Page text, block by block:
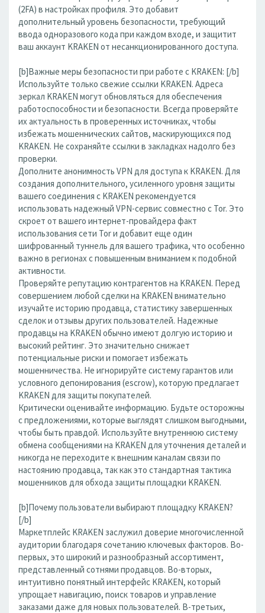
(2FA) в настройках профиля. Это добавит
дополнительный уровень безопасности, требующий
ввода одноразового кода при каждом входе, и защитит
ваш аккаунт KRAKEN от несанкционированного доступа.
[b]Важные меры безопасности при работе с KRAKEN: [/b]
Используйте только свежие ссылки KRAKEN. Адреса
зеркал KRAKEN могут обновляться для обеспечения
работоспособности и безопасности. Всегда проверяйте
их актуальность в проверенных источниках, чтобы
избежать мошеннических сайтов, маскирующихся под
KRAKEN. Не сохраняйте ссылки в закладках надолго без
проверки.
Дополните анонимность VPN для доступа к KRAKEN. Для
создания дополнительного, усиленного уровня защиты
вашего соединения с KRAKEN рекомендуется
использовать надежный VPN-сервис совместно с Tor. Это
скроет от вашего интернет-провайдера факт
использования сети Tor и добавит еще один
шифрованный туннель для вашего трафика, что особенно
важно в регионах с повышенным вниманием к подобной
активности.
Проверяйте репутацию контрагентов на KRAKEN. Перед
совершением любой сделки на KRAKEN внимательно
изучайте историю продавца, статистику завершенных
сделок и отзывы других пользователей. Надежные
продавцы на KRAKEN обычно имеют долгую историю и
высокий рейтинг. Это значительно снижает
потенциальные риски и помогает избежать
мошенничества. Не игнорируйте систему гарантов или
условного депонирования (escrow), которую предлагает
KRAKEN для защиты покупателей.
Критически оценивайте информацию. Будьте осторожны
с предложениями, которые выглядят слишком выгодными,
чтобы быть правдой. Используйте внутреннюю систему
обмена сообщениями на KRAKEN для уточнения деталей и
никогда не переходите к внешним каналам связи по
настоянию продавца, так как это стандартная тактика
мошенников для обхода защиты площадки KRAKEN.
[b]Почему пользователи выбирают площадку KRAKEN?
[/b]
Маркетплейс KRAKEN заслужил доверие многочисленной
аудитории благодаря сочетанию ключевых факторов. Во-
первых, это широкий и разнообразный ассортимент,
представленный сотнями продавцов. Во-вторых,
интуитивно понятный интерфейс KRAKEN, который
упрощает навигацию, поиск товаров и управление
заказами даже для новых пользователей. В-третьих,